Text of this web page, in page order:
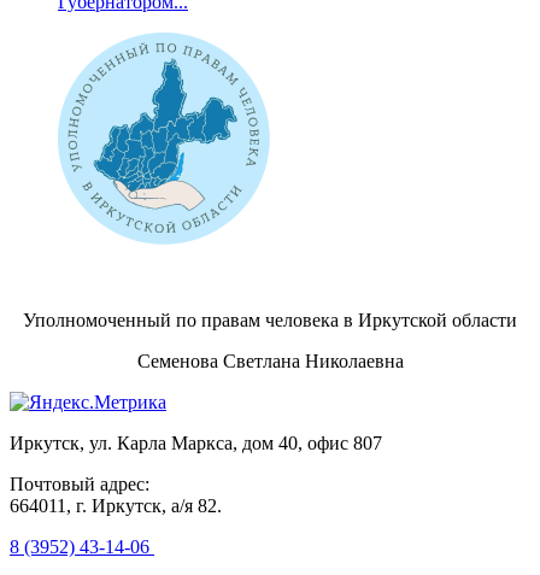
Уполномоченный по правам человека в Иркутской области
Семенова Светлана Николаевна
Иркутск, ул. Карла Маркса, дом 40, офис 807
Почтовый адрес:
664011, г. Иркутск, а/я 82.
8 (3952) 43-14-06